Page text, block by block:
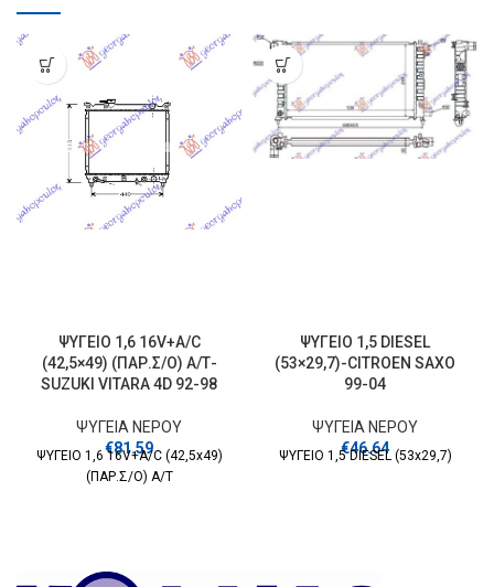
ΨΥΓΕΙΟ 1,6 16V+A/C
(42,5×49) (ΠΑΡ.Σ/Ο) Α/Τ-
SUZUKI VITARA 4D 92-98
ΨΥΓΕΙΑ ΝΕΡΟΥ
€81.59
ΨΥΓΕΙΟ 1,6 16V+A/C (42,5x49)
(ΠΑΡ.Σ/Ο) Α/Τ
ΨΥΓΕΙΟ 1,5 DIESEL
(53×29,7)-CITROEN SAXO
99-04
ΨΥΓΕΙΑ ΝΕΡΟΥ
€46.64
ΨΥΓΕΙΟ 1,5 DIESEL (53x29,7)